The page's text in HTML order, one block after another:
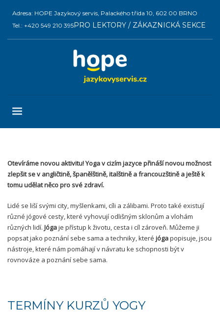
Adresa: HOPE Jazykový servis, Palackého třída 10, 602 00 BRNO
Tel.: +420 549 210 395PRO LEKTORY / ZÁKAZNICKÁ SEKCE
Otevíráme novou aktivitu! Yoga v cizím jazyce přináší novou možnost
zlepšit se v angličtině, španělštině, italštině a francouzštině a ještě k
tomu udělat něco pro své zdraví.
Lidé se liší svými city, myšlenkami, cíli a zálibami. Proto také existují
různé jógové cesty, které vyhovují odlišným sklonům a vlohám
různých lidí. Jógaje přístup k životu, cesta i cíl zároveň. Můžeme ji
popsat jako poznání sebe sama a techniky, které jógapopisuje, jsou
nástroje, které nám pomáhají v návratu ke schopnosti být v
rovnováze a poznání sebe sama.
TERMÍNY KURZŮ YOGY